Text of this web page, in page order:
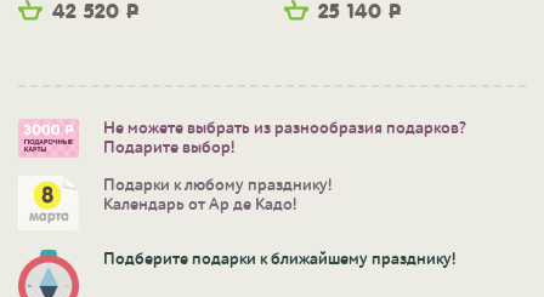
42 520 Р
25 140 Р
Не можете выбрать из разнообразия подарков?
Подарите выбор!
Подарки к любому празднику!
Календарь от Ар де Кадо!
Подберите подарки к ближайшему празднику!